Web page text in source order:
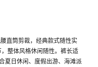
直筒剪裁，经典款式随性实
整体风格休闲随性。裤长适
夏日休闲、度假出游、海滩派